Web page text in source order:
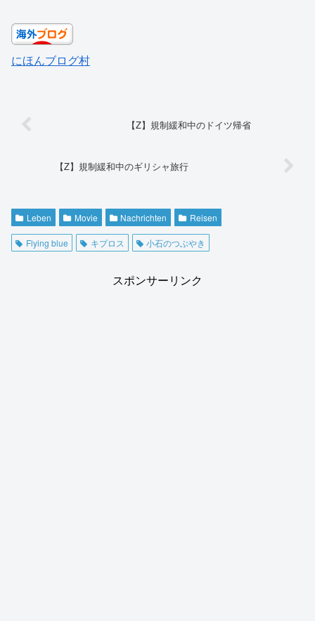
にほんブログ村
【Z】規制緩和中のドイツ帰省
【Z】規制緩和中のギリシャ旅行
Leben Movie Nachrichten Reisen
Flying blue キプロス 小石のつぶやき
スポンサーリンク